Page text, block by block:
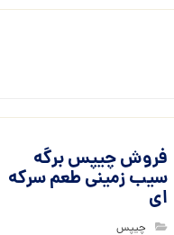
فروش چیپس برگه
سیب زمینی طعم سرکه
ای
چیپس